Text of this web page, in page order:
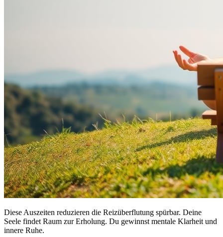
Diese Auszeiten reduzieren die Reizüberflutung spürbar. Deine
Seele findet Raum zur Erholung. Du gewinnst mentale Klarheit und
innere Ruhe.